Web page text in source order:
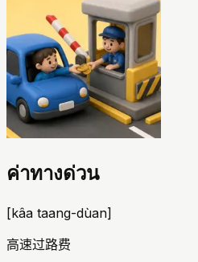
ค่าทางด่วน
[kâa taang-dùan]
高速过路费